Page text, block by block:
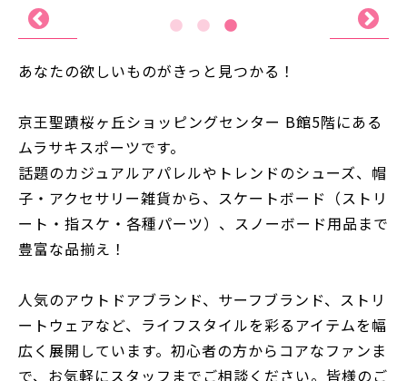
あなたの欲しいものがきっと見つかる！
京王聖蹟桜ヶ丘ショッピングセンター B館5階にある
ムラサキスポーツです。
話題のカジュアルアパレルやトレンドのシューズ、帽
子・アクセサリー雑貨から、スケートボード（ストリ
ート・指スケ・各種パーツ）、スノーボード用品まで
豊富な品揃え！
人気のアウトドアブランド、サーフブランド、ストリ
ートウェアなど、ライフスタイルを彩るアイテムを幅
広く展開しています。初心者の方からコアなファンま
で、お気軽にスタッフまでご相談ください。皆様のご